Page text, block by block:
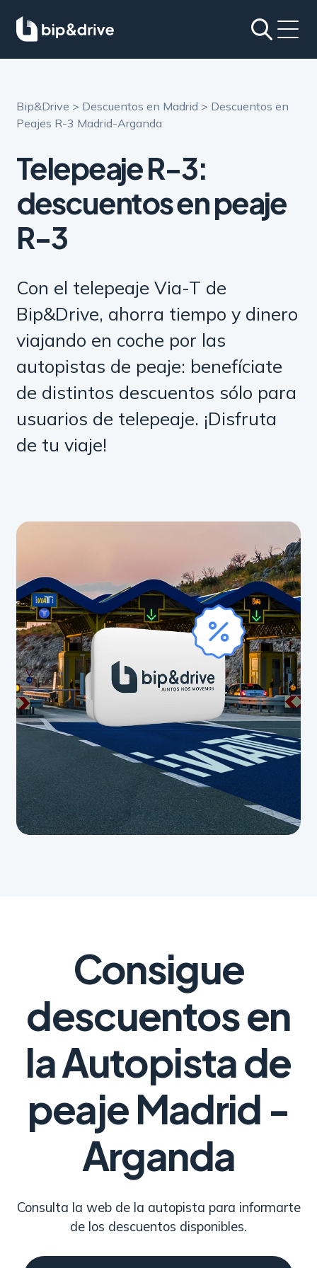
Bip&Drive > Descuentos en Madrid > Descuentos en
Peajes R-3 Madrid-Arganda
Telepeaje R-3:
descuentos en peaje
R-3
Con el telepeaje Via-T de
Bip&Drive, ahorra tiempo y dinero
viajando en coche por las
autopistas de peaje: benefíciate
de distintos descuentos sólo para
usuarios de telepeaje. ¡Disfruta
de tu viaje!
Consigue
descuentos en
la Autopista de
peaje Madrid -
Arganda
Consulta la web de la autopista para informarte
de los descuentos disponibles.